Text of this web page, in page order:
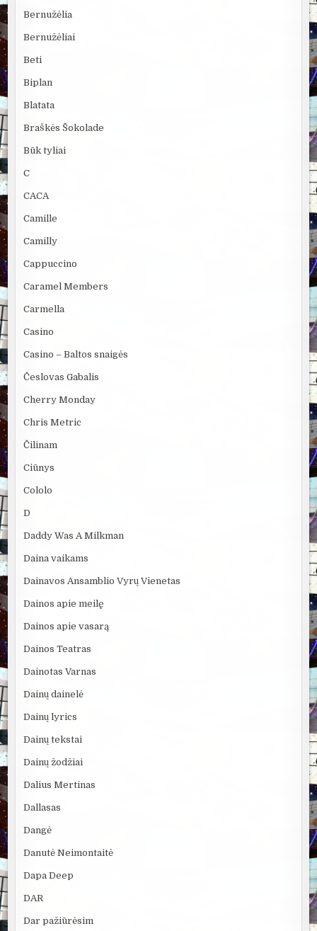
Bernužėlia
Bernužėliai
Beti
Biplan
Blatata
Braškės Šokolade
Būk tyliai
C
CACA
Camille
Camilly
Cappuccino
Caramel Members
Carmella
Casino
Casino – Baltos snaigės
Česlovas Gabalis
Cherry Monday
Chris Metric
Čilinam
Ciūnys
Cololo
D
Daddy Was A Milkman
Daina vaikams
Dainavos Ansamblio Vyrų Vienetas
Dainos apie meilę
Dainos apie vasarą
Dainos Teatras
Dainotas Varnas
Dainų dainelė
Dainų lyrics
Dainų tekstai
Dainų žodžiai
Dalius Mertinas
Dallasas
Dangė
Danutė Neimontaitė
Dapa Deep
DAR
Dar pažiūrėsim